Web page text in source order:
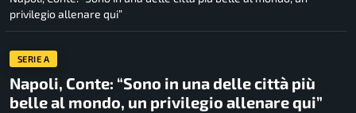
privilegio allenare qui”
SERIE A
Napoli, Conte: “Sono in una delle città più
belle al mondo, un privilegio allenare qui”